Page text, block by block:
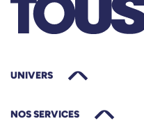
UNIVERS
NOS SERVICES